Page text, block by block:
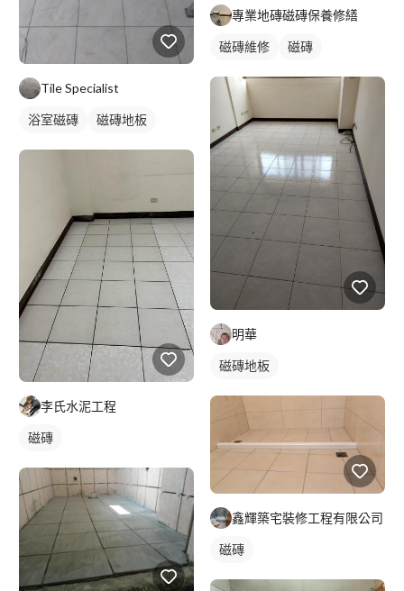
Tile Specialist
浴室磁磚 磁磚地板
李氏水泥工程
磁磚
專業地磚磁磚保養修繕
磁磚維修 磁磚
明華
磁磚地板
鑫輝築宅裝修工程有限公司
磁磚